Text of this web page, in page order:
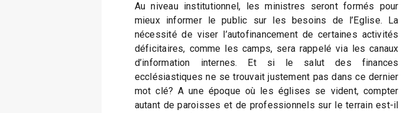
Au niveau institutionnel, les ministres seront formés pour
mieux informer le public sur les besoins de l’Eglise. La
nécessité de viser l’autofinancement de certaines activités
déficitaires, comme les camps, sera rappelé via les canaux
d’information internes. Et si le salut des finances
ecclésiastiques ne se trouvait justement pas dans ce dernier
mot clé? A une époque où les églises se vident, compter
autant de paroisses et de professionnels sur le terrain est-il